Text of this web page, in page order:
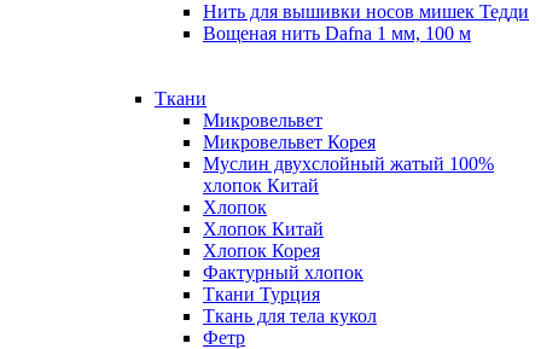
Нить для вышивки носов мишек Тедди
Вощеная нить Dafna 1 мм, 100 м
Ткани
Микровельвет
Микровельвет Корея
Муслин двухслойный жатый 100%
хлопок Китай
Хлопок
Хлопок Китай
Хлопок Корея
Фактурный хлопок
Ткани Турция
Ткань для тела кукол
Фетр